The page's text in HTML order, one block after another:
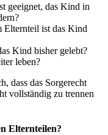
geeignet, das Kind in
Elternteil ist das Kind
Kind bisher gelebt?
leben?
dass das Sorgerecht
vollständig zu trennen
Elternteilen?